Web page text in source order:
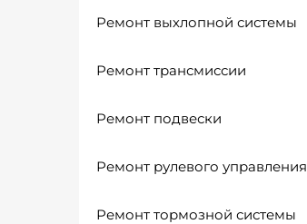
Ремонт выхлопной системы
Ремонт трансмиссии
Ремонт подвески
Ремонт рулевого управления
Ремонт тормозной системы